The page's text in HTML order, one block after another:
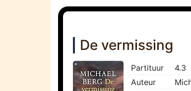
De vermissing
Partituur
4.3
Auteur